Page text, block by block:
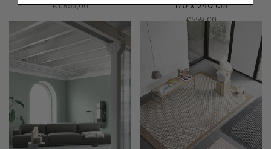
€1.855,00
170 x 240 cm
€559,00